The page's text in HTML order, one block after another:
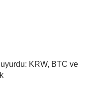
KRW, BTC ve